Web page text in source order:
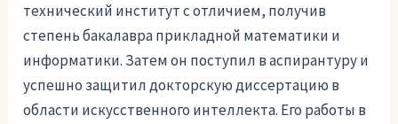
технический институт с отличием, получив
степень бакалавра прикладной математики и
информатики. Затем он поступил в аспирантуру и
успешно защитил докторскую диссертацию в
области искусственного интеллекта. Его работы в